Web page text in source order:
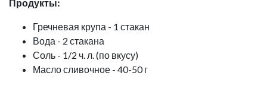
Продукты:
Гречневая крупа - 1 стакан
Вода - 2 стакана
Соль - 1/2 ч. л. (по вкусу)
Масло сливочное - 40-50 г